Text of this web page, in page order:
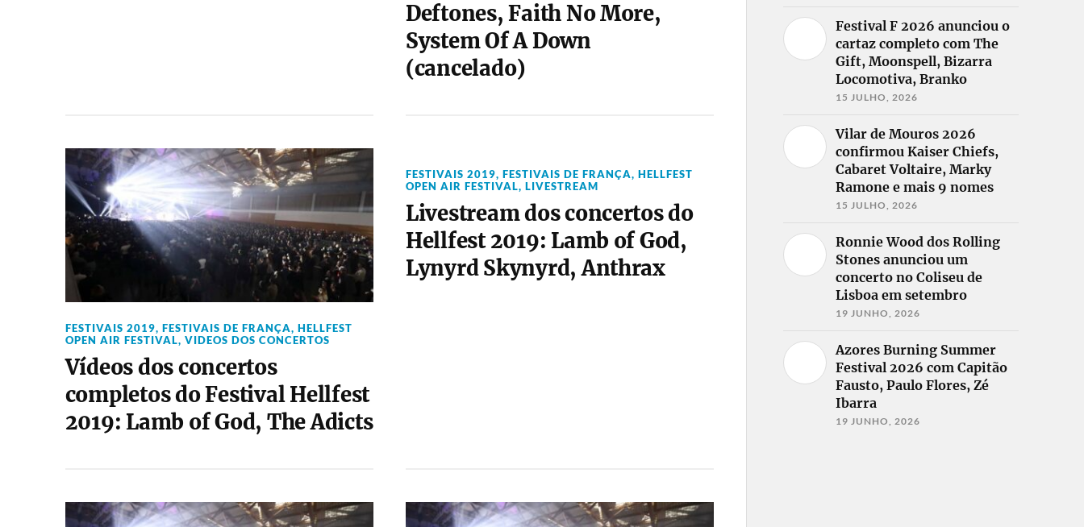
Deftones, Faith No More,
System Of A Down
(cancelado)
FESTIVAIS 2019, FESTIVAIS DE FRANÇA, HELLFEST
OPEN AIR FESTIVAL, VIDEOS DOS CONCERTOS
Vídeos dos concertos
completos do Festival Hellfest
2019: Lamb of God, The Adicts
FESTIVAIS 2019, FESTIVAIS DE FRANÇA, HELLFEST
OPEN AIR FESTIVAL, LIVESTREAM
Livestream dos concertos do
Hellfest 2019: Lamb of God,
Lynyrd Skynyrd, Anthrax
Festival F 2026 anunciou o
cartaz completo com The
Gift, Moonspell, Bizarra
Locomotiva, Branko
15 JULHO, 2026
Vilar de Mouros 2026
confirmou Kaiser Chiefs,
Cabaret Voltaire, Marky
Ramone e mais 9 nomes
15 JULHO, 2026
Ronnie Wood dos Rolling
Stones anunciou um
concerto no Coliseu de
Lisboa em setembro
19 JUNHO, 2026
Azores Burning Summer
Festival 2026 com Capitão
Fausto, Paulo Flores, Zé
Ibarra
19 JUNHO, 2026